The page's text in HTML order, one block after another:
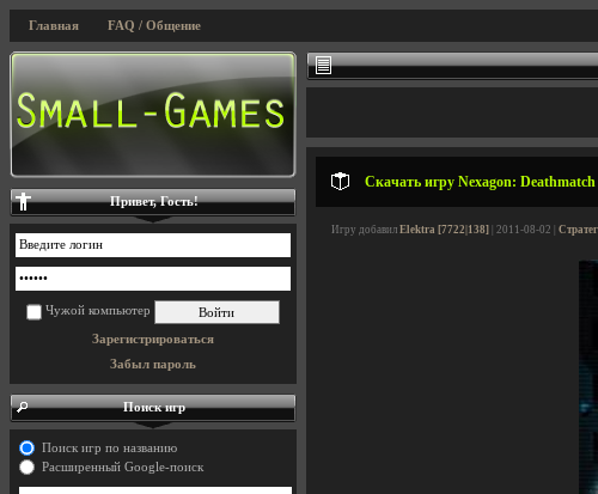
Главная FAQ / Общение
Скачать игру Nexagon:
Игру добавил Elektra [7722|138] | 2011-08-02 |
Привет, Гость!
Чужой компьютер
Зарегистрироваться
Забыл пароль
Поиск игр
Поиск игр по названию
Расширенный Google-поиск